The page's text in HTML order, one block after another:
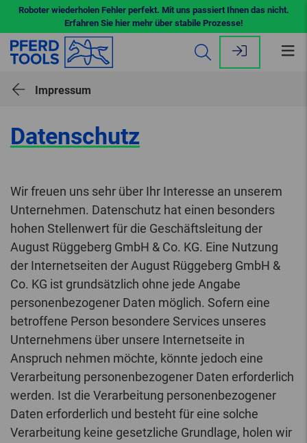
Roboter wiederholen Fehler perfekt. Mit uns passiert Ihnen das nicht.
Erfahren Sie hier mehr über stabile Prozesse!
Impressum
Datenschutz
Wir freuen uns sehr über Ihr Interesse an unserem
Unternehmen. Datenschutz hat einen besonders
hohen Stellenwert für die Geschäftsleitung der
August Rüggeberg GmbH & Co. KG. Eine Nutzung
der Internetseiten der August Rüggeberg GmbH &
Co. KG ist grundsätzlich ohne jede Angabe
personenbezogener Daten möglich. Sofern eine
betroffene Person besondere Services unseres
Unternehmens über unsere Internetseite in
Anspruch nehmen möchte, könnte jedoch eine
Verarbeitung personenbezogener Daten erforderlich
werden. Ist die Verarbeitung personenbezogener
Daten erforderlich und besteht für eine solche
Verarbeitung keine gesetzliche Grundlage, holen wir